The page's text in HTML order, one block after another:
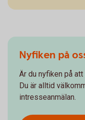
Nyfiken på
Är du nyfiken på
Du är alltid
intresseanmälan.